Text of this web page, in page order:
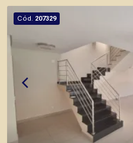
- 4 vagas de garagem
Também temos imóveis
Botânico, Jardim
próximos a mercados,
de pontos comerciais
Cód. 207329